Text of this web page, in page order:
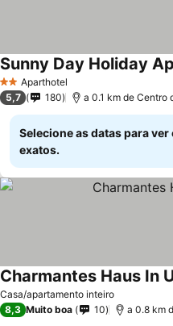
2 EstrelasAparthotel
Sunny Day Holiday
5,7 180 a 0.1 km de Centro
Selecione as datas para
exatos.
Casa/apartamento inteiro
Charmantes Haus In
8,3 Muito boa 10 a 0.8 km